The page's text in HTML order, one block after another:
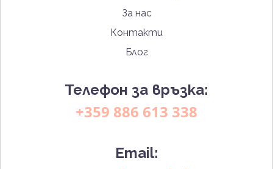
За нас
Контакти
Блог
Телефон за връзка:
+359 886 613 338
Email: